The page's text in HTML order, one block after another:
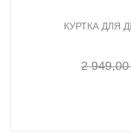
КУРТКА ДЛЯ
2 949,00